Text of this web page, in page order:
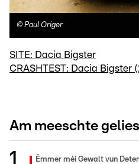
© Paul Origer
SITE: Dacia Bigster
CRASHTEST: Dacia Bigster
Am meeschte gelies
Ëmmer méi Gewalt vun